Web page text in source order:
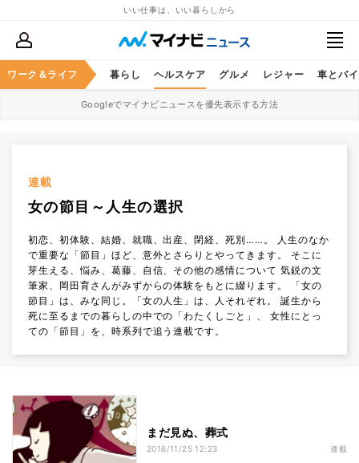
いい仕事は、いい暮らしから
ワーク＆ライフ
ススキル マネー 暮らし ヘルスケア グルメ レジャー 車とバ
Googleでマイナビニュースを優先表示する方法
連載
女の節目～人生の選択
初恋、初体験、結婚、就職、出産、閉経、死別……。 人生のなか
で重要な「節目」ほど、意外とさらりとやってきます。 そこに
芽生える、悩み、葛藤、自信、その他の感情について 気鋭の文
筆家、岡田育さんがみずからの体験をもとに綴ります。 「女の
節目」は、みな同じ。「女の人生」は、人それぞれ。 誕生から
死に至るまでの暮らしの中での「わたくしごと」、 女性にとっ
ての「節目」を、時系列で追う連載です。
まだ見ぬ、葬式
2016/11/25 12:23 連載